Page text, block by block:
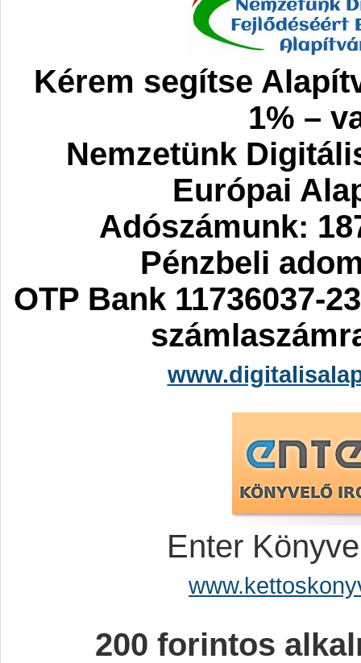
Kérem segítse
1% –
Nemzetünk
Európai
Adószámunk:
Pénzbeli
OTP Bank 11736037-
Enter
200 forintos